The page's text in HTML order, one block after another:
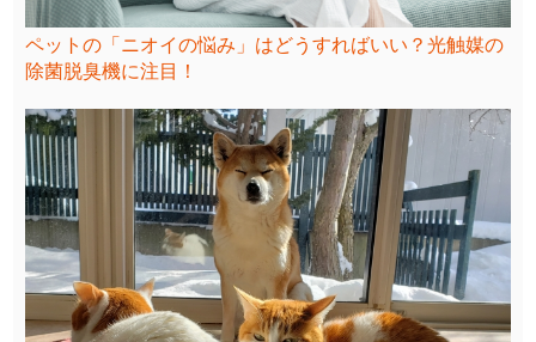
ペットの「ニオイの悩み」はどうすればいい？光触媒の
除菌脱臭機に注目！